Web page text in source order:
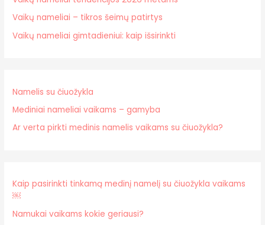
Vaikų nameliai – tikros šeimų patirtys
Vaikų nameliai gimtadieniui: kaip išsirinkti
Namelis su čiuožykla
Mediniai nameliai vaikams – gamyba
Ar verta pirkti medinis namelis vaikams su čiuožykla?
Kaip pasirinkti tinkamą medinį namelį su čiuožykla vaikams
￼
Namukai vaikams kokie geriausi?